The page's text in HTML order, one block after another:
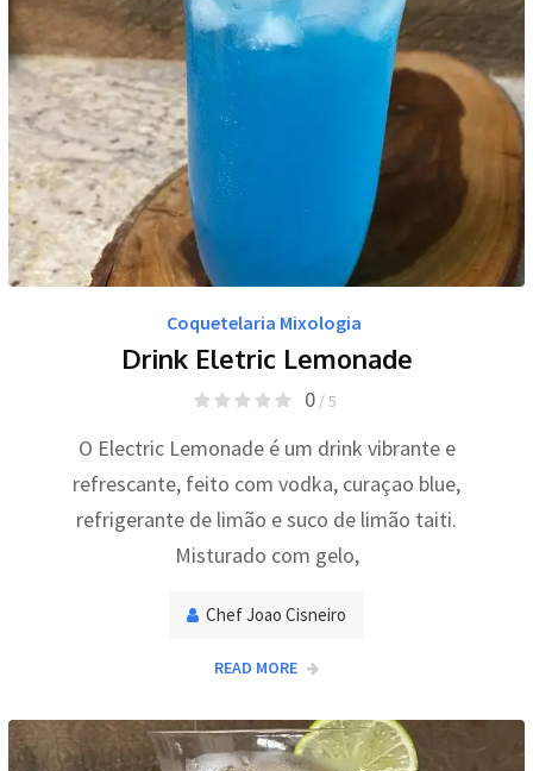
Coquetelaria Mixologia
Drink Eletric Lemonade
0/ 5
O Electric Lemonade é um drink vibrante e
refrescante, feito com vodka, curaçao blue,
refrigerante de limão e suco de limão taiti.
Misturado com gelo,
Chef Joao Cisneiro
READ MORE